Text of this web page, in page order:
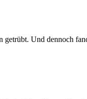
getrübt. Und dennoch